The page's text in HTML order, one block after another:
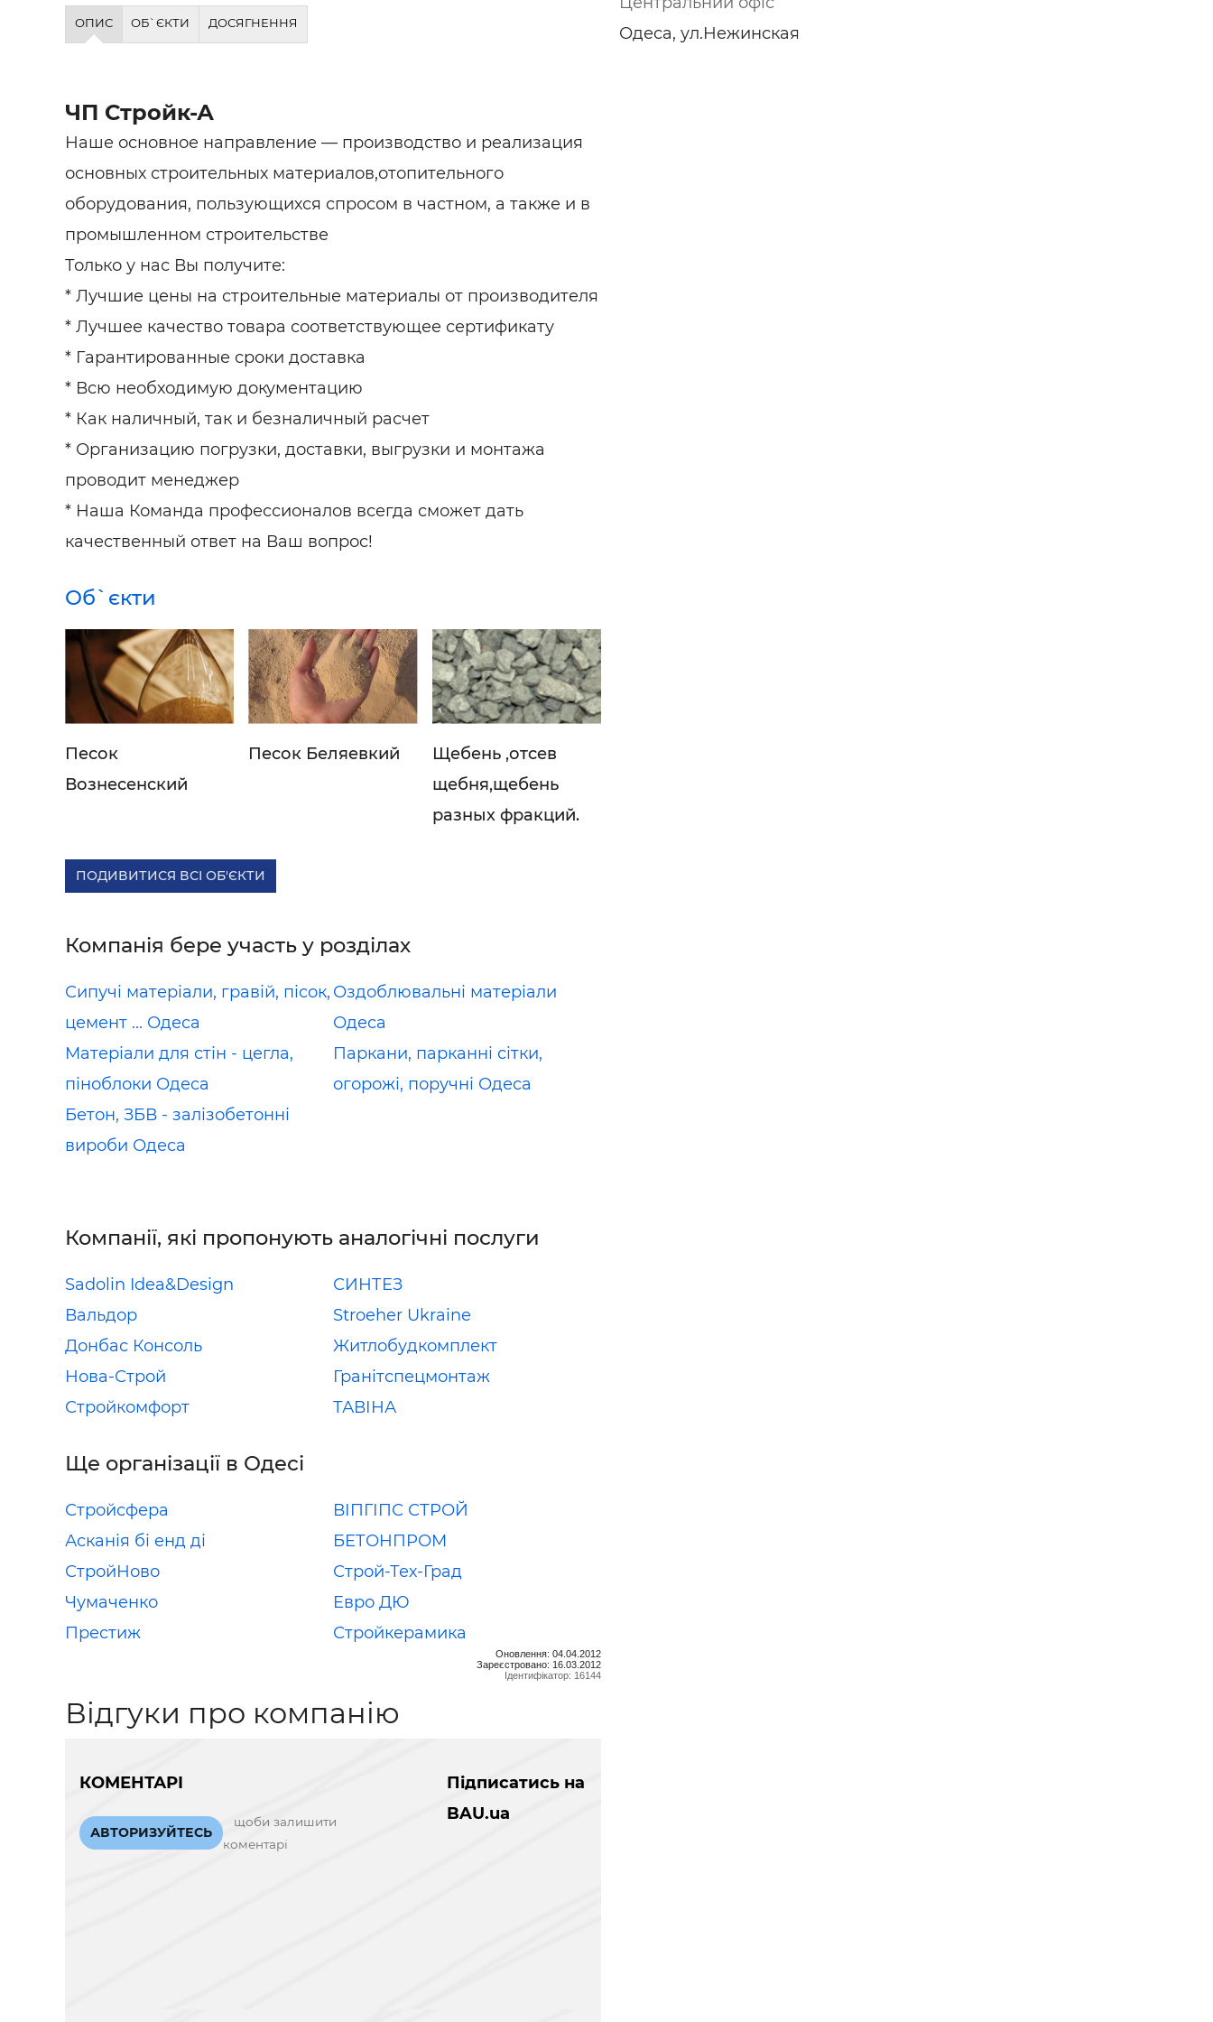
Робота в будівництві —
Резюме
ОПИС ОБ`ЄКТИ ДОСЯГНЕННЯ
ЧП Стройк-А
Наше основное направление — производство и реализация
основных строительных материалов,отопительного
оборудования, пользующихся спросом в частном, а также и в
промышленном строительстве
Только у нас Вы получите:
* Лучшие цены на строительные материалы от производителя
* Лучшее качество товара соответствующее сертификату
* Гарантированные сроки доставка
* Всю необходимую документацию
* Как наличный, так и безналичный расчет
* Организацию погрузки, доставки, выгрузки и монтажа
проводит менеджер
* Наша Команда профессионалов всегда сможет дать
качественный ответ на Ваш вопрос!
Об`єкти
Песок
Вознесенский
Песок Беляевкий
Щебень ,отсев
щебня,щебень
разных фракций.
ПОДИВИТИСЯ ВСІ ОБ'ЄКТИ
Компанія бере участь у розділах
Сипучі матеріали, гравій, пісок,
цемент ... Одеса
Оздоблювальні матеріали
Одеса
Матеріали для стін - цегла,
піноблоки Одеса
Паркани, парканні сітки,
огорожі, поручні Одеса
Бетон, ЗБВ - залізобетонні
вироби Одеса
Компанії, які пропонують аналогічні послуги
Sadolin Idea&Design
СИНТЕЗ
Вальдор
Stroeher Ukraine
Донбас Консоль
Житлобудкомплект
Нова-Строй
Гранітспецмонтаж
Стройкомфорт
ТАВІНА
Ще організації в Одесі
Стройсфера
ВІПГІПС СТРОЙ
Асканія бі енд ді
БЕТОНПРОМ
СтройНово
Строй-Тех-Град
Чумаченко
Евро ДЮ
Престиж
Стройкерамика
Оновлення: 04.04.2012
Зареєстровано: 16.03.2012
Ідентифікатор: 16144
Відгуки про компанію
КОМЕНТАРІ
АВТОРИЗУЙТЕСЬ
щоби залишити
коментарі
Підписатись на
BAU.ua
Одеса, ул.Нежинская